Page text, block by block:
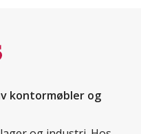
kontormøbler og